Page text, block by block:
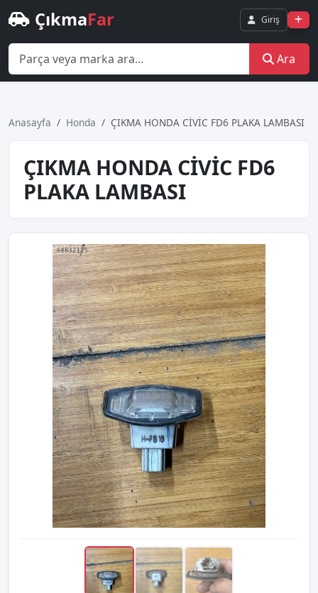
ÇıkmaFar Giriş
Ara
Anasayfa Honda ÇIKMA HONDA CİVİC FD6 PLAKA LAMBASI
ÇIKMA HONDA CİVİC FD6
PLAKA LAMBASI